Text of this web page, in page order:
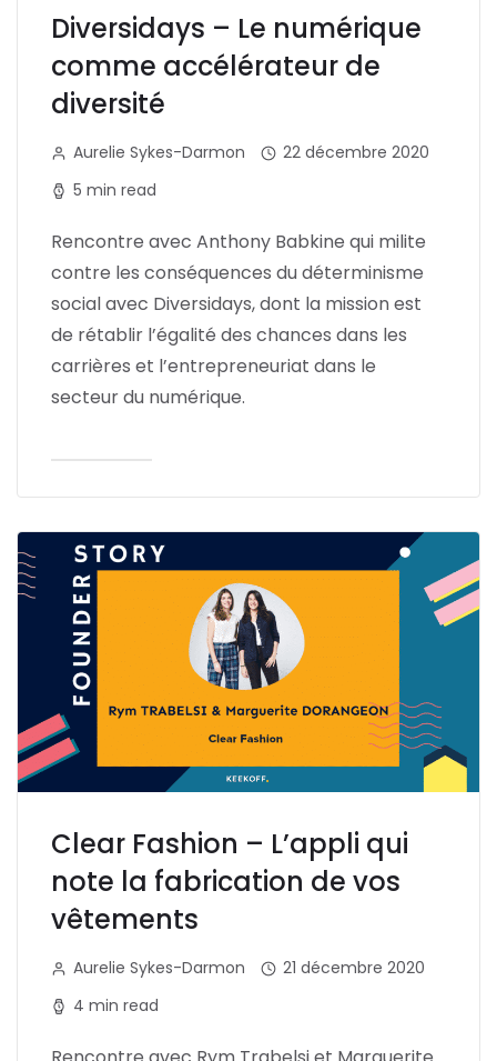
Diversidays – Le numérique
comme accélérateur de
diversité
Aurelie Sykes-Darmon
22 décembre 2020
5 min read
Rencontre avec Anthony Babkine qui milite
contre les conséquences du déterminisme
social avec Diversidays, dont la mission est
de rétablir l’égalité des chances dans les
carrières et l’entrepreneuriat dans le
secteur du numérique.
Clear Fashion – L’appli qui
note la fabrication de vos
vêtements
Aurelie Sykes-Darmon
21 décembre 2020
4 min read